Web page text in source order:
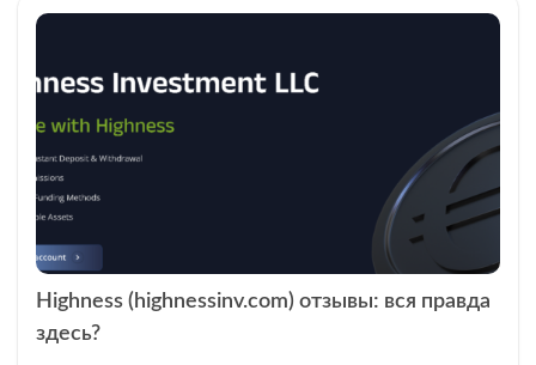
Highness (highnessinv.com) отзывы: вся правда
здесь?